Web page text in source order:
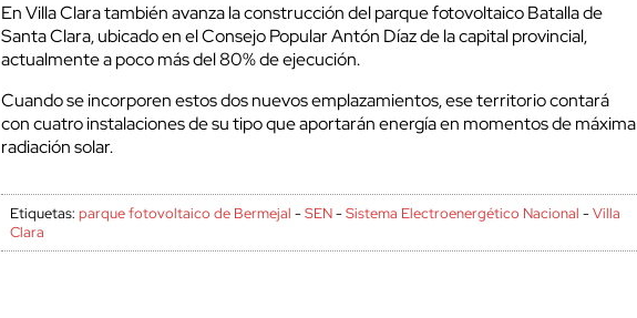
En Villa Clara también avanza la construcción del parque fotovoltaico Batalla de
Santa Clara, ubicado en el Consejo Popular Antón Díaz de la capital provincial,
actualmente a poco más del 80% de ejecución.
Cuando se incorporen estos dos nuevos emplazamientos, ese territorio contará
con cuatro instalaciones de su tipo que aportarán energía en momentos de máxima
radiación solar.
Etiquetas:parque fotovoltaico de Bermejal -SEN-Sistema Electroenergético Nacional -Villa
Clara